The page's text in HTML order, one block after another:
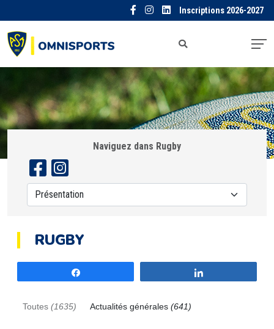
Inscriptions 2026-2027
Naviguez dans Rugby
RUGBY
Toutes (1635) Actualités générales (641)